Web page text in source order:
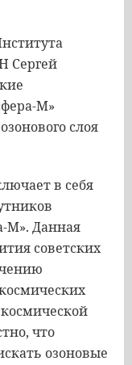
Сергей
М»
слоя
в себя
М». Данная
советских
что
озоновые